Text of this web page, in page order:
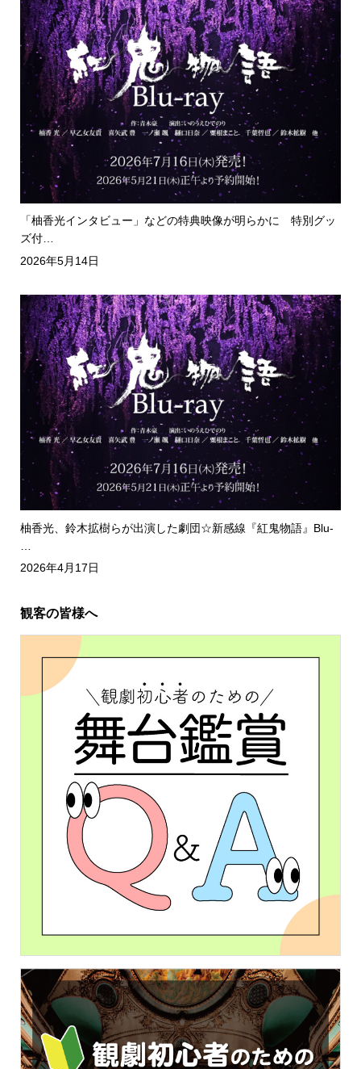
「柚香光インタビュー」などの特典映像が明らかに 特別グッ
ズ付…
2026年5月14日
柚香光、鈴木拡樹らが出演した劇団☆新感線『紅鬼物語』Blu-
2026年4月17日
観客の皆様へ